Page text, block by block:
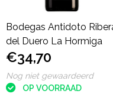
Bodegas Antidoto
del Duero La Hormiga
€34,70
Nog niet gewaardeerd
OP VOORRAAD